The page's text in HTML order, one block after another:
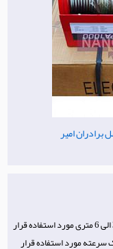
امیر
جرثقیل سقفی زنجیری اغلب برای لیفتینگ بار در ارتفاع 3 الی 6 متری مورد استفاده قرار
مورد استفاده قرار